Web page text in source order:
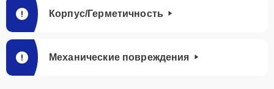
Корпус/Герметичность
Механические повреждения